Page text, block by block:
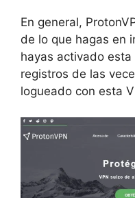
En general,
de lo que hagas en
hayas activado esta
registros de las
logueado con esta